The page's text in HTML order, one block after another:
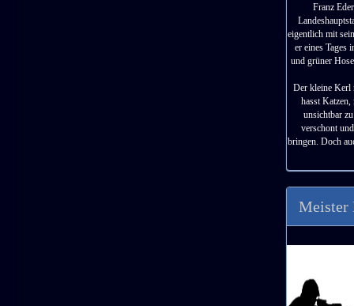
Franz
eigentlich mit
er eines Tages
und grüner
Der kleine Kerl
hasst Katzen,
unsichtbar
verschont
bringen. Doch
Meister